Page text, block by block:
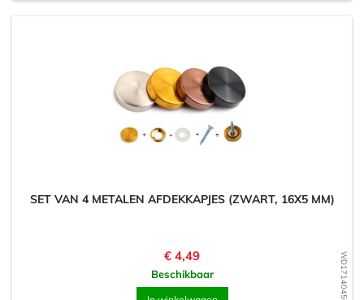
WD1714045668
SET VAN 4 METALEN AFDEKKAPJES (ZWART, 16X5 MM)
Prijs
€ 4,49
Beschikbaar